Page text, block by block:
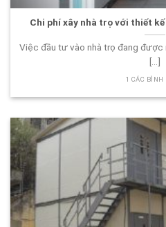
Chi phí xây nhà trọ với thiết
Việc đầu tư vào nhà trọ đang được
[...]
1 CÁC BÌNH